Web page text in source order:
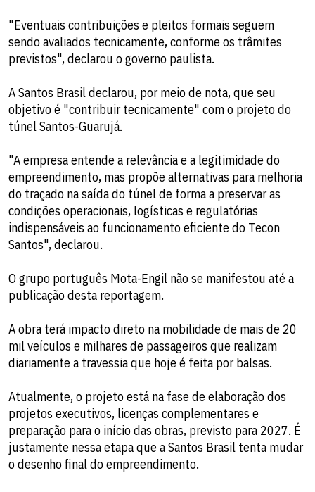
"Eventuais contribuições e pleitos formais seguem
sendo avaliados tecnicamente, conforme os trâmites
previstos", declarou o governo paulista.
A Santos Brasil declarou, por meio de nota, que seu
objetivo é "contribuir tecnicamente" com o projeto do
túnel Santos-Guarujá.
"A empresa entende a relevância e a legitimidade do
empreendimento, mas propõe alternativas para melhoria
do traçado na saída do túnel de forma a preservar as
condições operacionais, logísticas e regulatórias
indispensáveis ao funcionamento eficiente do Tecon
Santos", declarou.
O grupo português Mota-Engil não se manifestou até a
publicação desta reportagem.
A obra terá impacto direto na mobilidade de mais de 20
mil veículos e milhares de passageiros que realizam
diariamente a travessia que hoje é feita por balsas.
Atualmente, o projeto está na fase de elaboração dos
projetos executivos, licenças complementares e
preparação para o início das obras, previsto para 2027. É
justamente nessa etapa que a Santos Brasil tenta mudar
o desenho final do empreendimento.